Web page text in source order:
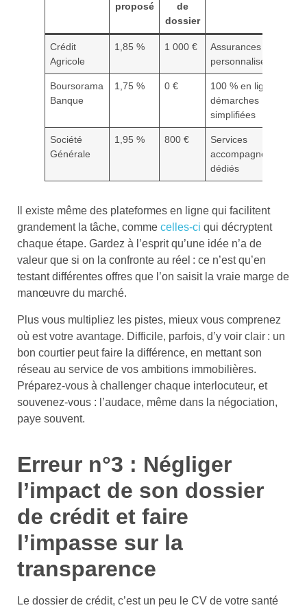
proposé
de
dossier
Crédit
Agricole
1,85 % 1 000 €
Assurances
personnalisées
Boursorama
Banque
1,75 % 0 €
100 % en ligne,
démarches
simplifiées
Société
Générale
1,95 % 800 €
Services
accompagnement
dédiés
Il existe même des plateformes en ligne qui facilitent
grandement la tâche, comme celles-ci qui décryptent
chaque étape. Gardez à l’esprit qu’une idée n’a de
valeur que si on la confronte au réel : ce n’est qu’en
testant différentes offres que l’on saisit la vraie marge de
manœuvre du marché.
Plus vous multipliez les pistes, mieux vous comprenez
où est votre avantage. Difficile, parfois, d’y voir clair : un
bon courtier peut faire la différence, en mettant son
réseau au service de vos ambitions immobilières.
Préparez-vous à challenger chaque interlocuteur, et
souvenez-vous : l’audace, même dans la négociation,
paye souvent.
Erreur n°3 : Négliger
l’impact de son dossier
de crédit et faire
l’impasse sur la
transparence
Le dossier de crédit, c’est un peu le CV de votre santé